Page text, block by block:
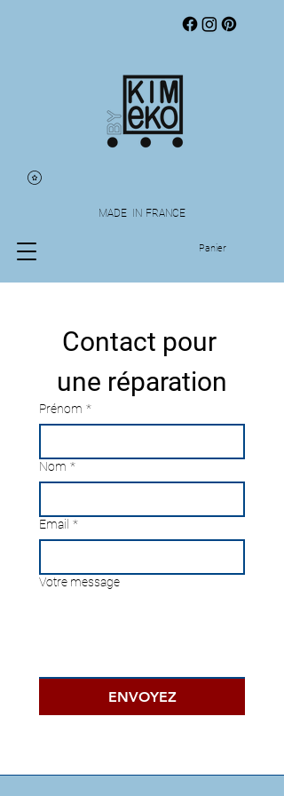
Panier
MADE IN FRANCE
Contact pour
une réparation
Prénom *
Nom *
Email *
Votre message
ENVOYEZ